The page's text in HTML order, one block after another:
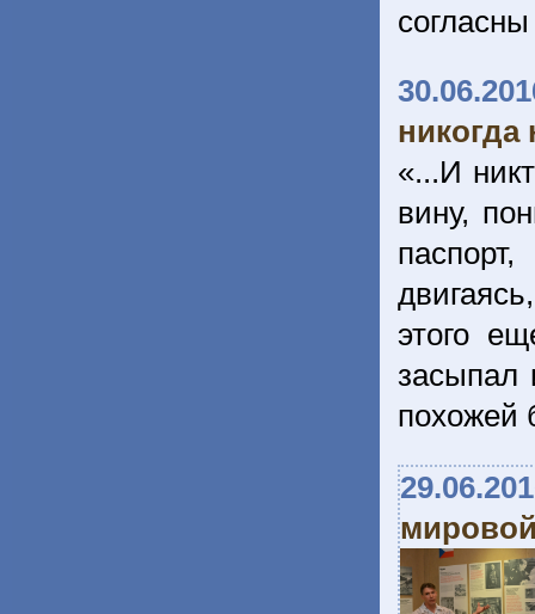
никогда
«...И
вину,
этого
засыпал
похожей